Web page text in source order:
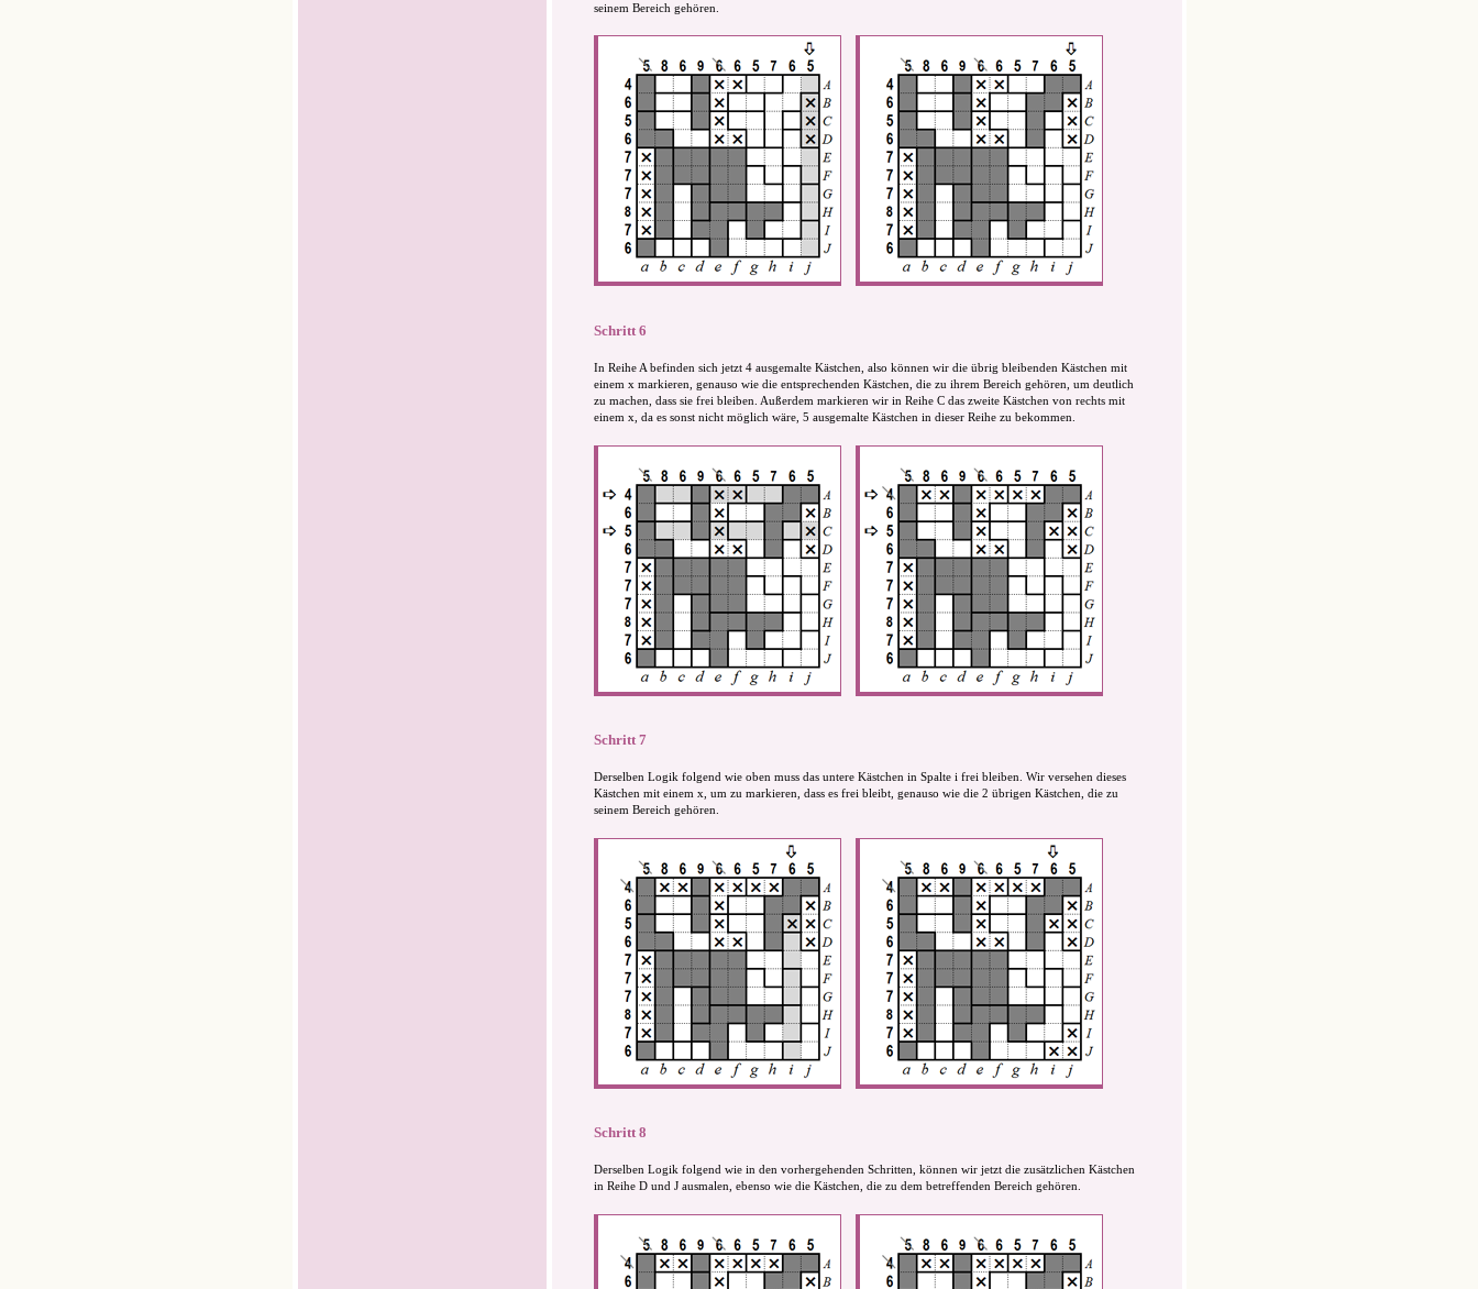
seinem Bereich gehören.
Schritt 6
In Reihe A befinden sich jetzt 4 ausgemalte Kästchen, also können wir die übrig bleibenden Kästchen mit
einem x markieren, genauso wie die entsprechenden Kästchen, die zu ihrem Bereich gehören, um deutlich
zu machen, dass sie frei bleiben. Außerdem markieren wir in Reihe C das zweite Kästchen von rechts mit
einem x, da es sonst nicht möglich wäre, 5 ausgemalte Kästchen in dieser Reihe zu bekommen.
Schritt 7
Derselben Logik folgend wie oben muss das untere Kästchen in Spalte i frei bleiben. Wir versehen dieses
Kästchen mit einem x, um zu markieren, dass es frei bleibt, genauso wie die 2 übrigen Kästchen, die zu
seinem Bereich gehören.
Schritt 8
Derselben Logik folgend wie in den vorhergehenden Schritten, können wir jetzt die zusätzlichen Kästchen
in Reihe D und J ausmalen, ebenso wie die Kästchen, die zu dem betreffenden Bereich gehören.